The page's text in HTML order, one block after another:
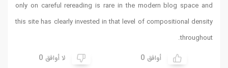
only on careful rereading is rare in the modern blog space and
this site has clearly invested in that level of compositional density
throughout.
أوافق 0 لا أوافق 0